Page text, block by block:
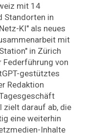
mit 14
Standorten in
KI" als neues
mit
in Zürich
von
gestütztes
Redaktion
zielt darauf ab, die
eine weiterhin
Inhalte